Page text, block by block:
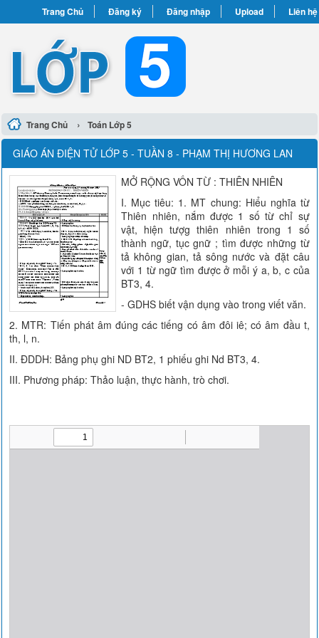
Trang Chủ Đăng ký Đăng nhập Upload Liên hệ
Trang Chủ › Toán Lớp 5
GIÁO ÁN ĐIỆN TỬ LỚP 5 - TUẦN 8 - PHẠM THỊ HƯƠNG LAN
MỞ RỘNG VỐN TỪ : THIÊN NHIÊN
I. Mục tiêu: 1. MT chung: Hiểu nghĩa từ
Thiên nhiên, nắm được 1 số từ chỉ sự
vật, hiện tượg thiên nhiên trong 1 số
thành ngữ, tục gnữ ; tìm được những từ
tả không gian, tả sông nước và đặt câu
với 1 từ ngữ tìm được ở mỗi ý a, b, c của
BT3, 4.
- GDHS biết vận dụng vào trong viết văn.
2. MTR: Tiến phát âm đúng các tiếng có âm đôi iê; có âm đầu t,
th, l, n.
II. ĐDDH: Bảng phụ ghi ND BT2, 1 phiếu ghi Nd BT3, 4.
III. Phương pháp: Thảo luận, thực hành, trò chơi.